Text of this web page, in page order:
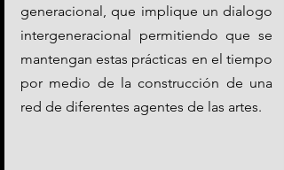
generacional, que implique un dialogo
intergeneracional permitiendo que se
mantengan estas prácticas en el tiempo
por medio de la construcción de una
red de diferentes agentes de las artes.